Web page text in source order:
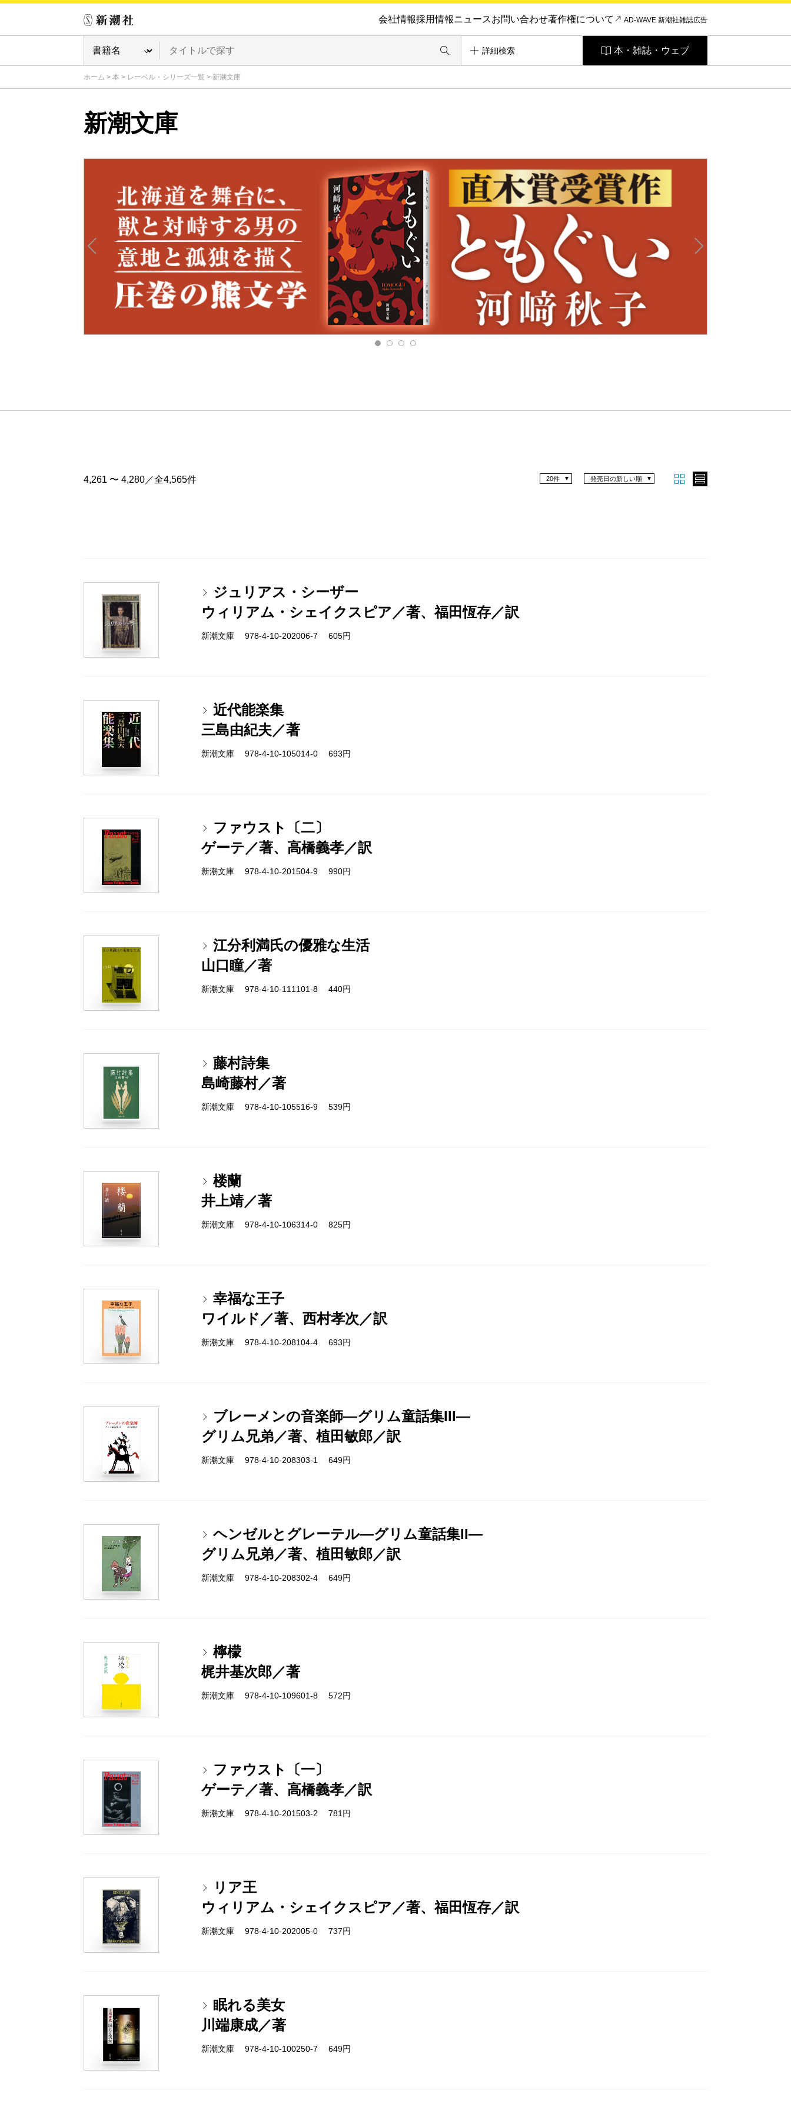
会社情報採用情報ニュースお問い合わせ著作権について AD-WAVE 新潮社雑誌広告
詳細検索 本・雑誌・ウェブ
ホーム > 本 > レーベル・シリーズ一覧 > 新潮文庫
新潮文庫
4,261 〜 4,280／全4,565件 発売日の新しい順
20件
ジュリアス・シーザー
ウィリアム・シェイクスピア／著、福田恆存／訳
新潮文庫 978-4-10-202006-7 605円
近代能楽集
三島由紀夫／著
新潮文庫 978-4-10-105014-0 693円
ファウスト〔二〕
ゲーテ／著、高橋義孝／訳
新潮文庫 978-4-10-201504-9 990円
江分利満氏の優雅な生活
山口瞳／著
新潮文庫 978-4-10-111101-8 440円
藤村詩集
島崎藤村／著
新潮文庫 978-4-10-105516-9 539円
楼蘭
井上靖／著
新潮文庫 978-4-10-106314-0 825円
幸福な王子
ワイルド／著、西村孝次／訳
新潮文庫 978-4-10-208104-4 693円
ブレーメンの音楽師―グリム童話集III―
グリム兄弟／著、植田敏郎／訳
新潮文庫 978-4-10-208303-1 649円
ヘンゼルとグレーテル―グリム童話集II―
グリム兄弟／著、植田敏郎／訳
新潮文庫 978-4-10-208302-4 649円
檸檬
梶井基次郎／著
新潮文庫 978-4-10-109601-8 572円
ファウスト〔一〕
ゲーテ／著、高橋義孝／訳
新潮文庫 978-4-10-201503-2 781円
リア王
ウィリアム・シェイクスピア／著、福田恆存／訳
新潮文庫 978-4-10-202005-0 737円
眠れる美女
川端康成／著
新潮文庫 978-4-10-100250-7 649円